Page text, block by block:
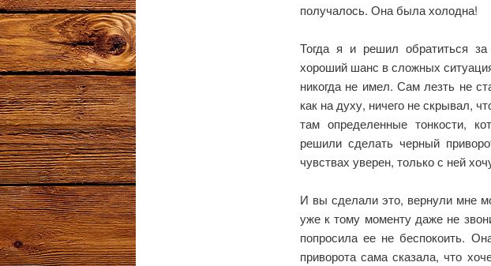
получалось. Она была холодна!
Тогда я и решил обратиться
хороший шанс в сложных
никогда не имел. Сам лезть не
как на духу, ничего не скрывал,
там определенные тонкости,
решили сделать черный
чувствах уверен, только с ней
И вы сделали это, вернули мне
уже к тому моменту даже не
попросила ее не беспокоить.
приворота сама сказала, что